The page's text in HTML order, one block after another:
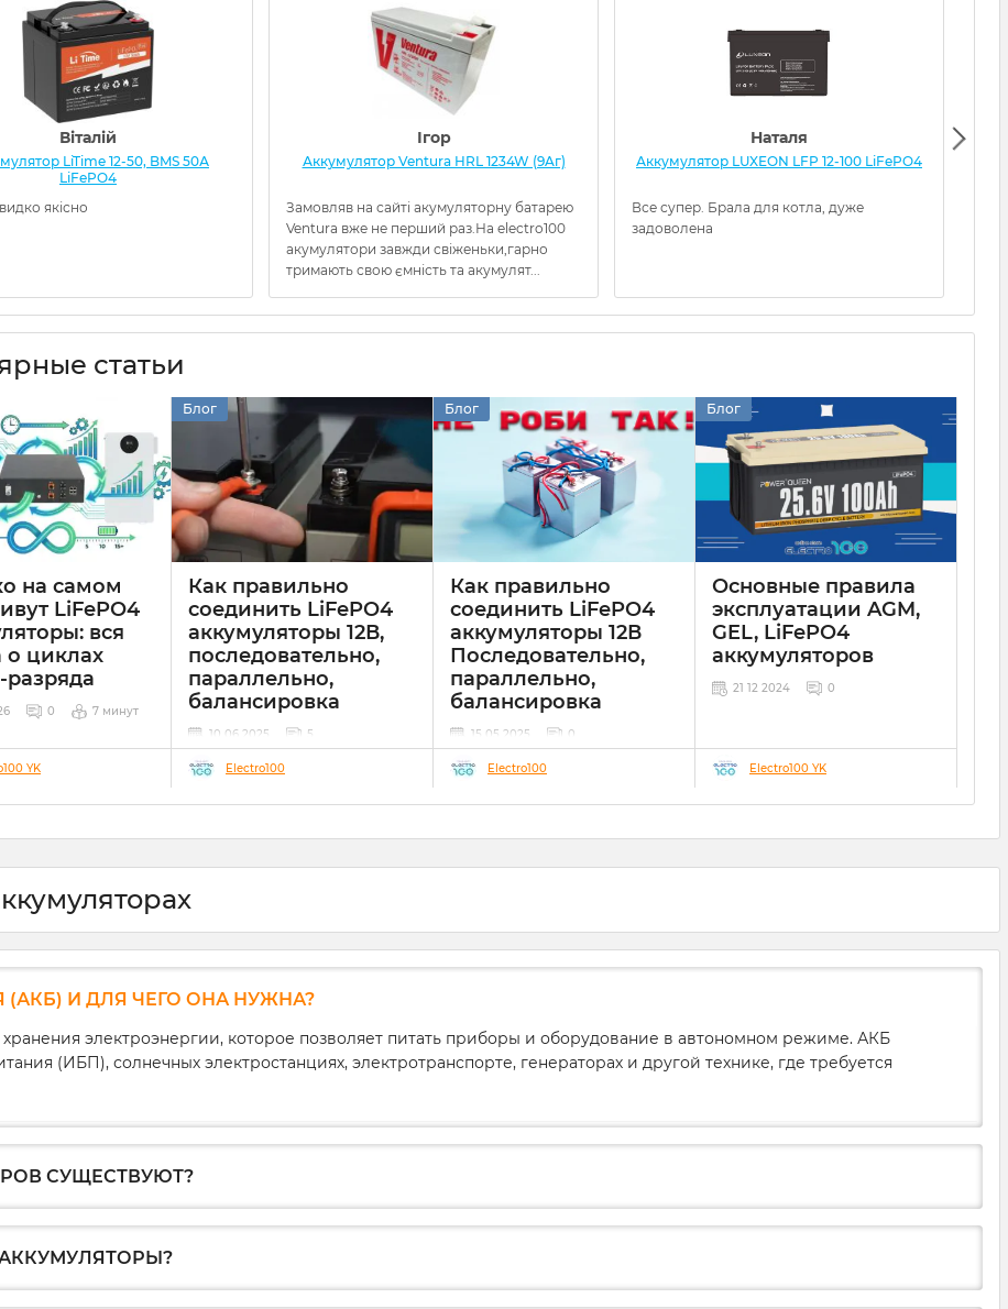
Віталій
LiTime 12-50, BMS 50А
LiFePO4
якісно
Ігор
Аккумулятор Ventura HRL 1234W (9Aг)
Замовляв на сайті акумуляторну батарею
Ventura вже не перший раз.На electro100
акумулятори завжди свіженьки,гарно
тримають свою ємність та акумулят...
Наталя
Аккумулятор LUXEON LFP 12-100 LiFePO4
Все супер. Брала для котла, дуже
задоволена
статьи
на самом
LiFePO4
вся
о циклах
разряда
0 7 минут
YK
Блог
Как правильно
соединить LiFePO4
аккумуляторы 12В,
последовательно,
параллельно,
балансировка
10 06 2025 5
Современные системы
резервного питания и
аккумуляторы LiFePO₄ (литий-
аккумуляторов зависит не
В этой статье мы рассмотрим:
типы соединений,
практические советы по
подключению,
Electro100
Блог
Как правильно
соединить LiFePO4
аккумуляторы 12В
Последовательно,
параллельно,
балансировка
15 05 2025 0
Electro100
Блог
Основные правила
эксплуатации AGM,
GEL, LiFePO4
аккумуляторов
21 12 2024 0
Electro100 YK
(АКБ) И ДЛЯ ЧЕГО ОНА НУЖНА?
электроэнергии, которое позволяет питать приборы и оборудование в автономном режиме. АКБ
(ИБП), солнечных электростанциях, электротранспорте, генераторах и другой технике, где требуется
СУЩЕСТВУЮТ?
АККУМУЛЯТОРЫ?